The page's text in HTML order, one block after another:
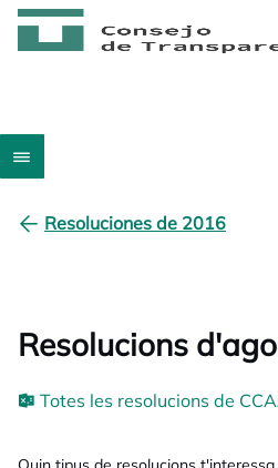
Resoluciones de 2016
Resolucions
Totes les resolucions de